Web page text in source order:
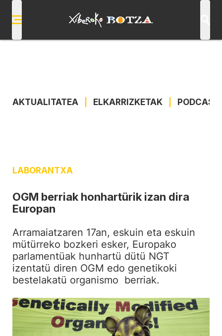
AKTUALITATEA ELKARRIZKETAK
LABORANTXA
OGM berriak honhartürik izan dira
Europan
Arramaiatzaren 17an, eskuin eta eskuin
mütürreko bozkeri esker, Europako
parlamentüak hunhartü dütü NGT
izentatü diren OGM edo genetikoki
bestelakatü organismo berriak.